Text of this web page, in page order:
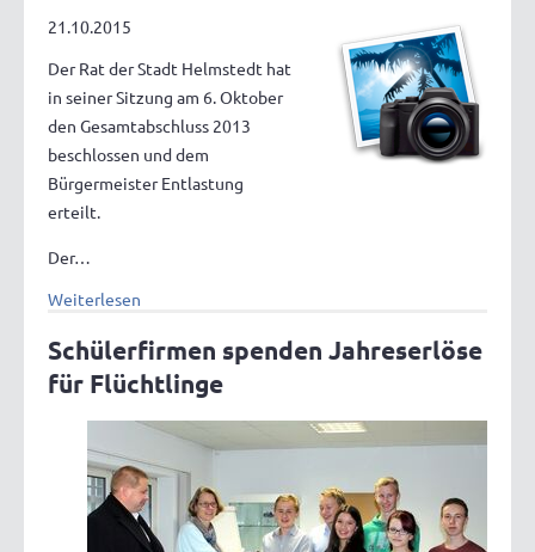
21.10.2015
Der Rat der Stadt Helmstedt hat
in seiner Sitzung am 6. Oktober
den Gesamtabschluss 2013
beschlossen und dem
Bürgermeister Entlastung
erteilt.
Der…
Weiterlesen
Schülerfirmen spenden Jahreserlöse
für Flüchtlinge